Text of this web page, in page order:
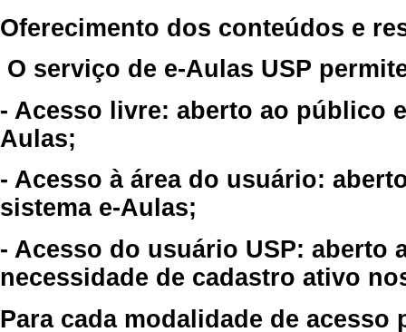
Oferecimento dos conteúdos e
O serviço de e-Aulas USP
- Acesso livre: aberto ao público
Aulas;
- Acesso à área do usuário:
sistema e-Aulas;
- Acesso do usuário USP: aberto
necessidade de cadastro ativo
Para cada modalidade de